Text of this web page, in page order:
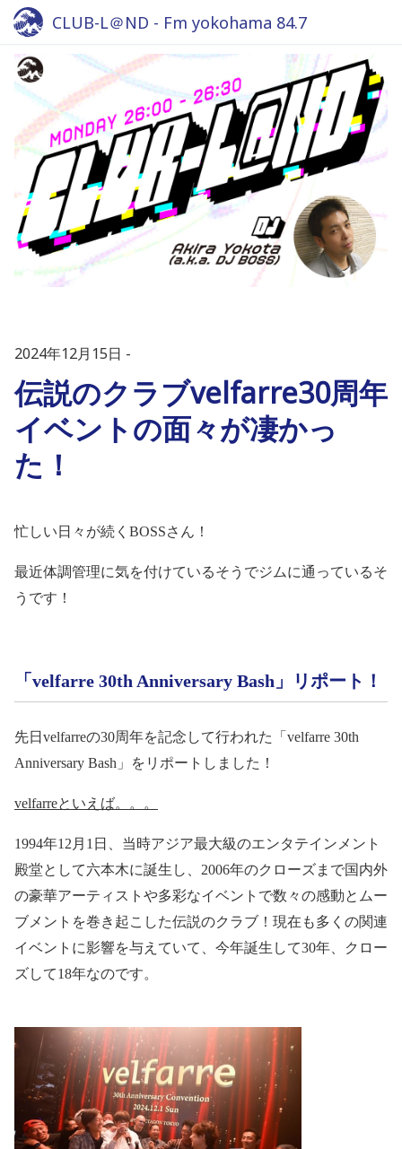
CLUB-L＠ND - Fm yokohama 84.7
2024年12月15日
伝説のクラブvelfarre30周年
イベントの面々が凄かっ
た！
忙しい日々が続く BOSSさん！
最近体調管理に気を付けているそうでジムに通っているそ
うです！
「 velfarre 30th Anniversary Bash 」リポート！
先日 velfarreの30周年を記念して行われた「 velfarre 30th
Anniversary Bash 」をリポートしました！
velfarreといえば。。。
1994年12 月 1 日、当時アジア最大級のエンタテインメント
殿堂として六本木に誕生し、 2006年のクローズまで国内外
の豪華アーティストや多彩なイベントで数々の感動とムー
ブメントを巻き起こした伝説のクラブ！現在も多くの関連
イベントに影響を与えていて、今年誕生して30年、クロー
ズして18年なのです。